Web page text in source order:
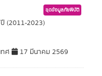
ชุดข้อมูลภัยพิบัติ
(2011-2023)
ศ 17 มีนาคม 2569